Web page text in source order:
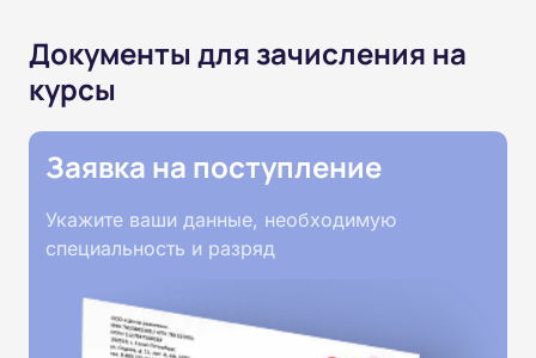
Документы для зачисления на
курсы
Заявка на поступление
Укажите ваши данные, необходимую
специальность и разряд